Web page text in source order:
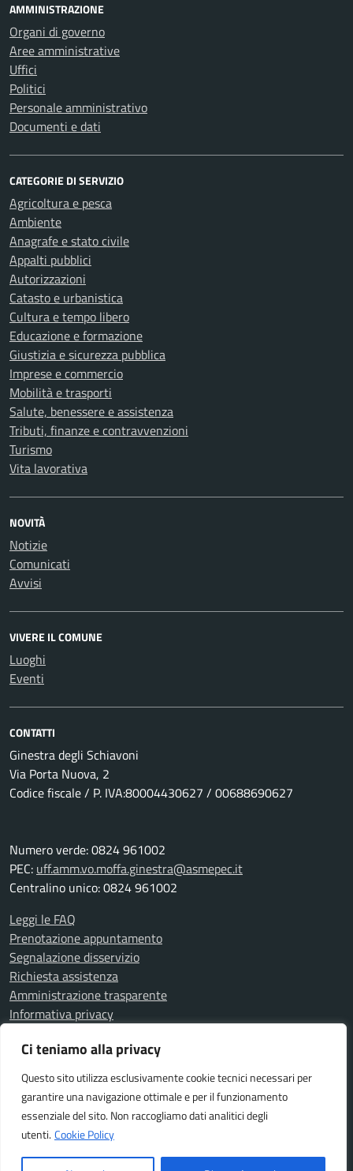
Ci teniamo alla privacy
Questo sito utilizza esclusivamente cookie tecnici necessari per
garantire una navigazione ottimale e per il funzionamento
essenziale del sito. Non raccogliamo dati analitici degli
utenti. Cookie Policy
AMMINISTRAZIONE
Organi di governo
Aree amministrative
Uffici
Politici
Personale amministrativo
Documenti e dati
CATEGORIE DI SERVIZIO
Agricoltura e pesca
Ambiente
Anagrafe e stato civile
Appalti pubblici
Autorizzazioni
Catasto e urbanistica
Cultura e tempo libero
Educazione e formazione
Giustizia e sicurezza pubblica
Imprese e commercio
Mobilità e trasporti
Salute, benessere e assistenza
Tributi, finanze e contravvenzioni
Turismo
Vita lavorativa
NOVITÀ
Notizie
Comunicati
Avvisi
VIVERE IL COMUNE
Luoghi
Eventi
CONTATTI
Ginestra degli Schiavoni
Via Porta Nuova, 2
Codice fiscale / P. IVA:80004430627 / 00688690627
Numero verde: 0824 961002
PEC: uff.amm.vo.moffa.ginestra@asmepec.it
Centralino unico: 0824 961002
Leggi le FAQ
Prenotazione appuntamento
Segnalazione disservizio
Richiesta assistenza
Amministrazione trasparente
Informativa privacy
Dichiarazione di accessibilità
SEGUICI SU
Facebook